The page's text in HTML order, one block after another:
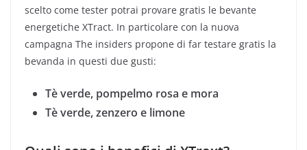
scelto come tester potrai provare gratis le bevante
energetiche XTract. In particolare con la nuova
campagna The insiders propone di far testare gratis la
bevanda in questi due gusti:
Tè verde, pompelmo rosa e mora
Tè verde, zenzero e limone